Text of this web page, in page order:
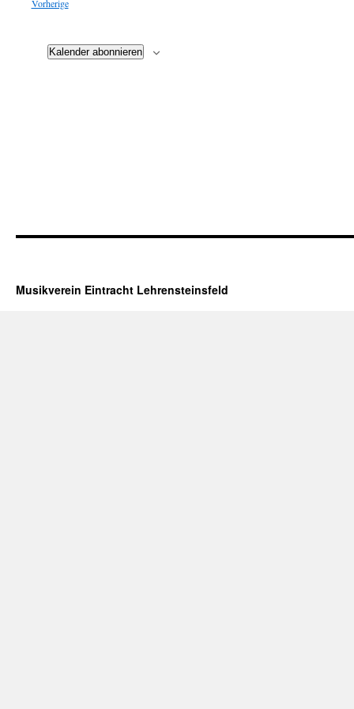
Vorherige
Kalender abonnieren
Musikverein Eintracht Lehrensteinsfeld